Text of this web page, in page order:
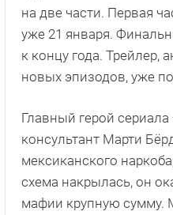
на две части. Первая
уже 21 января.
к концу года. Трейлер,
новых эпизодов, уже
Главный герой
консультант Марти
мексиканского
схема накрылась, он
мафии крупную сумму.